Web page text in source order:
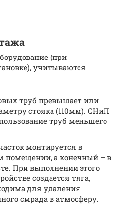
(при
учитываются
труб превышает или
стояка (110мм). СНиП
труб меньшего
монтируется в
помещении, а конечный – в
При выполнении этого
создается тяга,
для удаления
смрада в атмосферу.